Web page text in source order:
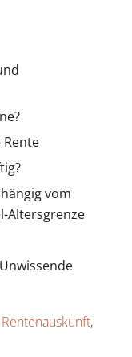
vom
Altersgrenze
Rentenauskunft,